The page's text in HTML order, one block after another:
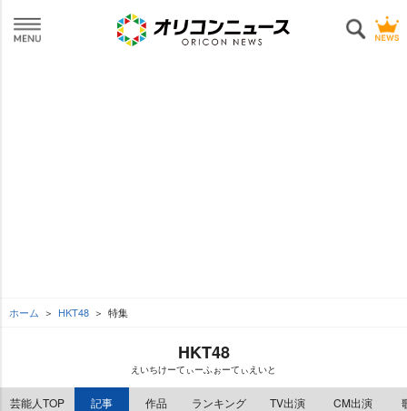
ホーム HKT48 特集
HKT48
えいちけーてぃーふぉーてぃえいと
芸能人TOP 記事 作品 ランキング TV出演 CM出演